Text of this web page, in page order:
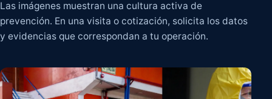
Las imágenes muestran una cultura activa de
prevención. En una visita o cotización, solicita los datos
y evidencias que correspondan a tu operación.